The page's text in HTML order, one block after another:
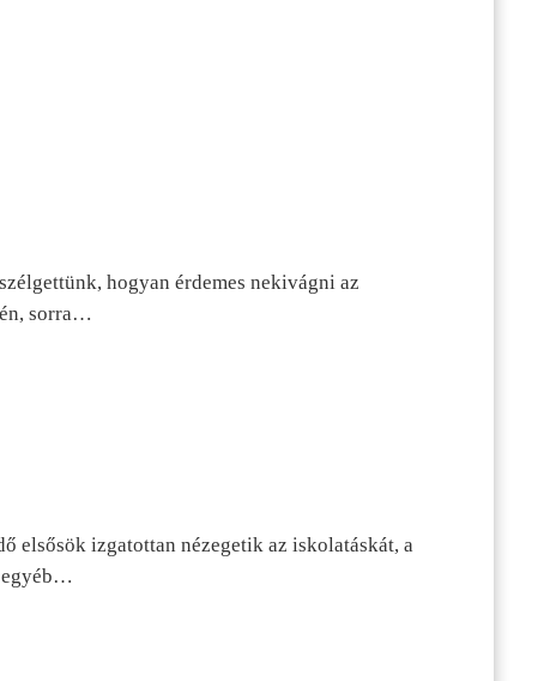
hogyan érdemes nekivágni az
sorra…
elsősök izgatottan nézegetik az iskolatáskát, a
egyéb…